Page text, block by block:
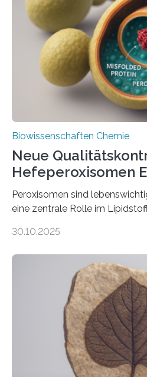
Biowissenschaften Chemie
Neue
Hefeperoxisomen
Peroxisomen sind
eine zentrale Rolle im
erfüllen können, müssen
der Ruhr-Universität Bochum
und Dr. Ismaila Francis Yusuf
unbekannten
peroxisomalen
Saccharomyces cerevisiae
Funktionsfähigkeit der
Studie wurde am 28. Oktober
Fachzeitschrift…
30.10.2025